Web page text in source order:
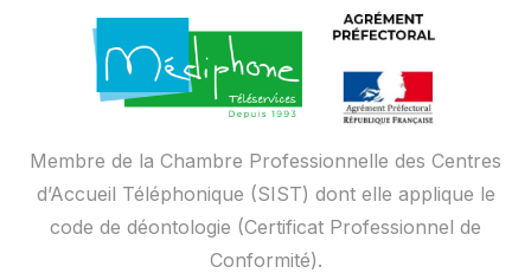
Membre de la Chambre Professionnelle des Centres
d’Accueil Téléphonique (SIST) dont elle applique le
code de déontologie (Certificat Professionnel de
Conformité).